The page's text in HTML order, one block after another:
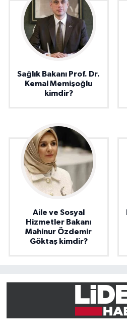
Sağlık Bakanı Prof. Dr.
Kemal Memişoğlu
kimdir?
Aile ve Sosyal
Hizmetler Bakanı
Mahinur Özdemir
Göktaş kimdir?